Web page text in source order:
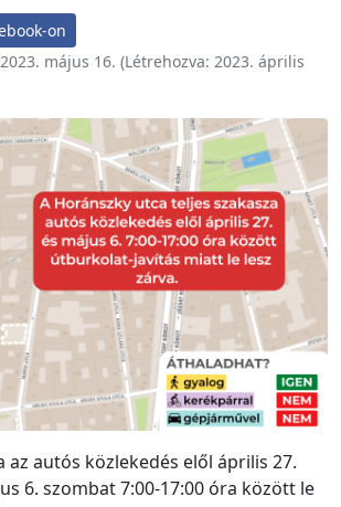
on
2023. május 16. (Létrehozva: 2023. április
az autós közlekedés elől április 27.
6. szombat 7:00-17:00 óra között le